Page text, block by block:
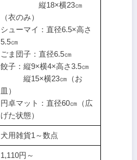
縦18×横23㎝
（衣のみ）
シューマイ：直径6.5×高さ
5.5㎝
ごま団子：直径6.5㎝
餃子：縦9×横4×高さ3.5㎝
縦15×横23㎝（お
皿）
円卓マット：直径60㎝（広
げた状態）
犬用雑貨1～数点
1,110円～